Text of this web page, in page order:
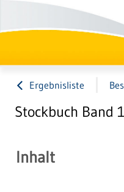
Ergebnisliste
Stockbuch Band
Inhalt